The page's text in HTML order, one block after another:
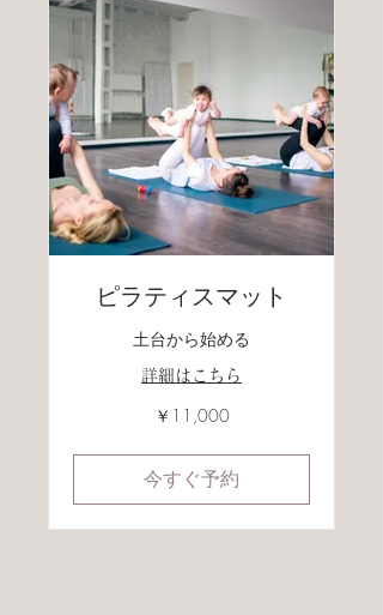
ピラティスマット
土台から始める
詳細はこちら
￥11,000
今すぐ予約